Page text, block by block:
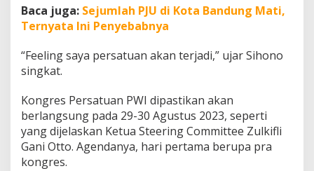
Baca juga: Sejumlah PJU di Kota Bandung Mati,
Ternyata Ini Penyebabnya
“Feeling saya persatuan akan terjadi,” ujar Sihono
singkat.
Kongres Persatuan PWI dipastikan akan
berlangsung pada 29-30 Agustus 2023, seperti
yang dijelaskan Ketua Steering Committee Zulkifli
Gani Otto. Agendanya, hari pertama berupa pra
kongres.